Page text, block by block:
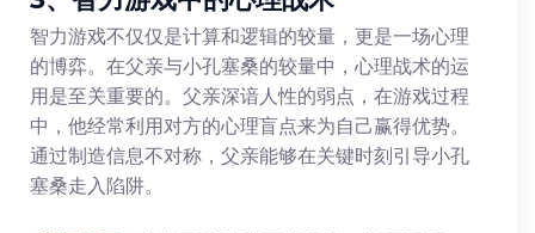
智力游戏不仅仅是计算和逻辑的较量，更是一场心理
的博弈。在父亲与小孔塞桑的较量中，心理战术的运
用是至关重要的。父亲深谙人性的弱点，在游戏过程
中，他经常利用对方的心理盲点来为自己赢得优势。
通过制造信息不对称，父亲能够在关键时刻引导小孔
塞桑走入陷阱。